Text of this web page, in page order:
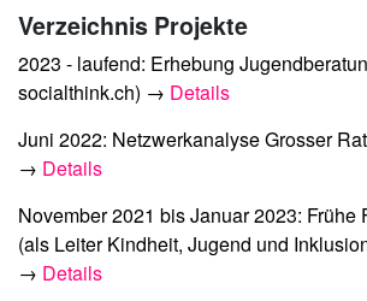
Verzeichnis Projekte
2023 - laufend: Erhebung
socialthink.ch) → Details
Juni 2022: Netzwerkanalyse Grosser
→ Details
November 2021 bis Januar 2023: Frühe
(als Leiter Kindheit, Jugend und
→ Details